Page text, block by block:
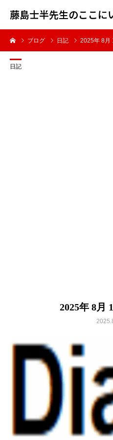
藤島士半先生のここに
ブログ 日記 2025年 8月
日記
2025年 8月